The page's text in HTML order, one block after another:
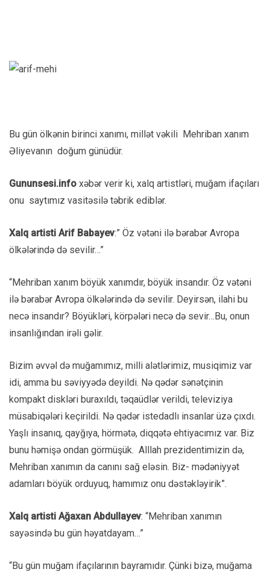
Bu gün ölkənin birinci xanımı, millət vəkili Mehriban xanım
Əliyevanın doğum günüdür.
Gununsesi.info xəbər verir ki, xalq artistləri, muğam ifaçıları
onu saytımız vasitəsilə təbrik ediblər.
Xalq artisti Arif Babayev:” Öz vətəni ilə bərabər Avropa
ölkələrində də sevilir…”
“Mehriban xanım böyük xanımdır, böyük insandır. Öz vətəni
ilə bərabər Avropa ölkələrində də sevilir. Deyirsən, ilahi bu
necə insandır? Böyükləri, körpələri necə də sevir…Bu, onun
insanlığından irəli gəlir.
Bizim əvvəl də muğamımız, milli alətlərimiz, musiqimiz var
idi, amma bu səviyyədə deyildi. Nə qədər sənətçinin
kompakt diskləri buraxıldı, təqaüdlər verildi, televiziya
müsabiqələri keçirildi. Nə qədər istedadlı insanlar üzə çıxdı.
Yaşlı insanıq, qayğıya, hörmətə, diqqətə ehtiyacımız var. Biz
bunu həmişə ondan görmüşük. Alllah prezidentimizin də,
Mehriban xanımın da canını sağ eləsin. Biz- mədəniyyət
adamları böyük orduyuq, hamımız onu dəstəkləyirik”.
Xalq artisti Ağaxan Abdullayev: “Mehriban xanımın
sayəsində bu gün həyatdayam…”
“Bu gün muğam ifaçılarının bayramıdır. Çünki bizə, muğama